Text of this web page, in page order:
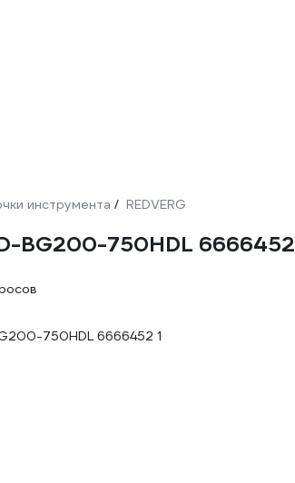
инструмента / REDVERG
BG200-750HDL 6666452